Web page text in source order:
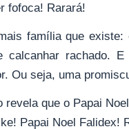
fofoca! Rarará!
família que
calcanhar rachado.
Ou seja, uma
revela que o Papai
Papai Noel Falidex!